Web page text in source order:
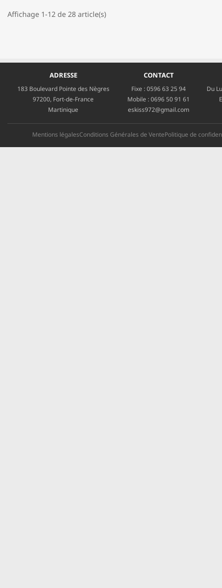
Affichage 1-12 de 28 article(s)
ADRESSE
183 Boulevard Pointe des Nègres
97200, Fort-de-France
Martinique
CONTACT
Fixe :0596 63 25 94
Mobile :0696 50 91 61
eskiss972@gmail.com
Du
Mentions légalesConditions Générales de VentePolitique de